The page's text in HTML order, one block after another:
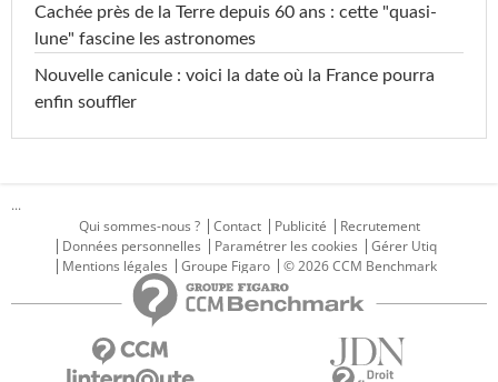
Cachée près de la Terre depuis 60 ans : cette "quasi-
lune" fascine les astronomes
Nouvelle canicule : voici la date où la France pourra
enfin souffler
...
Qui sommes-nous ?
Contact Publicité
Recrutement
Données personnelles
Paramétrer les cookies
Gérer Utiq
Mentions légales
Groupe Figaro © 2026 CCM Benchmark